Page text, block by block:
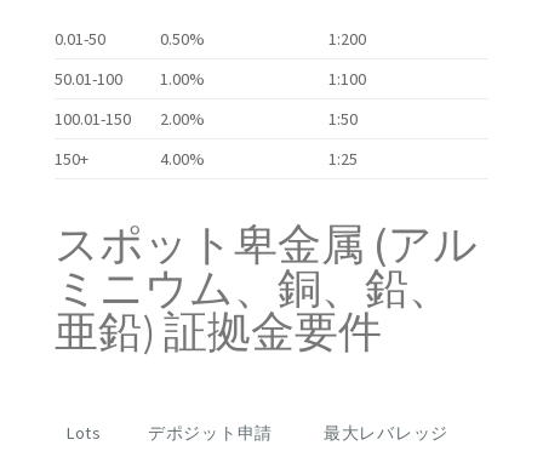
0.01-50 0.50%
1:200
50.01-100
1.00%
1:100
100.01-150
2.00%
1:50
150+
4.00% 1:25
スポット卑金属 (アル
ミニウム、銅、鉛、
亜鉛) 証拠金要件
Lots デポジット申請 最大レバレッジ